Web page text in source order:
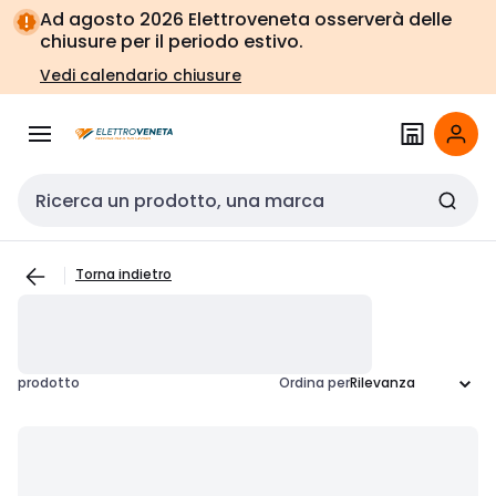
Vai alla
navigazione
Vai
alla
pagina
Ad agosto 2026 Elettroveneta osserverà delle
chiusure per il periodo estivo.
Vedi calendario chiusure
Cerca input
Torna indietro
prodotto Ordina per